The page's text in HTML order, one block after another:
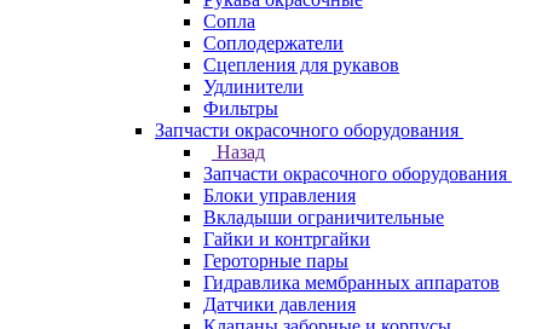
Сопла
Соплодержатели
Сцепления для рукавов
Удлинители
Фильтры
Запчасти окрасочного оборудования
Назад
Запчасти окрасочного оборудования
Блоки управления
Вкладыши ограничительные
Гайки и контргайки
Героторные пары
Гидравлика мембранных аппаратов
Датчики давления